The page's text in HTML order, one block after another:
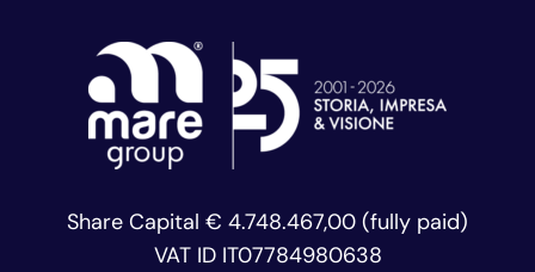
Share Capital € 4.748.467,00 (fully paid)
VAT ID IT07784980638